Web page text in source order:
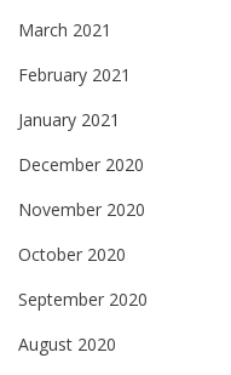
March 2021
February 2021
January 2021
December 2020
November 2020
October 2020
September 2020
August 2020